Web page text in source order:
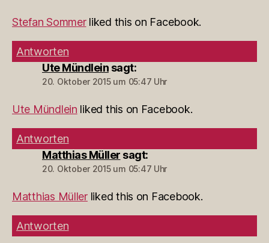
Stefan Sommerliked this on Facebook.
Antworten
Ute Mündlein sagt:
20. Oktober 2015 um 05:47 Uhr
Ute Mündlein liked this on Facebook.
Antworten
Matthias Müller sagt:
20. Oktober 2015 um 05:47 Uhr
Matthias Müllerliked this on Facebook.
Antworten